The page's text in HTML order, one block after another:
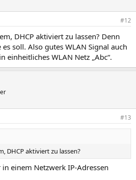
#12
DHCP aktiviert zu lassen? Denn
soll. Also gutes WLAN Signal auch
einheitliches WLAN Netz „Abc“.
#13
DHCP aktiviert zu lassen?
einem Netzwerk IP-Adressen